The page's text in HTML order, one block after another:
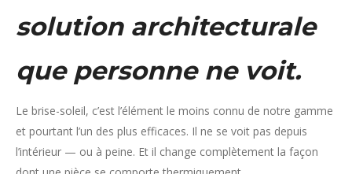
solution architecturale
que personne ne voit.
Le brise-soleil, c’est l’élément le moins connu de notre gamme
et pourtant l’un des plus efficaces. Il ne se voit pas depuis
l’intérieur — ou à peine. Et il change complètement la façon